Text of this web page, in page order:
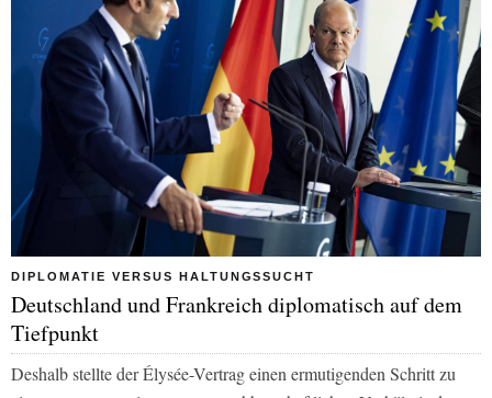
DIPLOMATIE VERSUS HALTUNGSSUCHT
Deutschland und Frankreich diplomatisch auf dem
Tiefpunkt
Deshalb stellte der Élysée-Vertrag einen ermutigenden Schritt zu